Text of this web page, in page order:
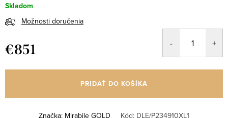
Skladom
Možnosti doručenia
€851
cena:
PRIDAŤ DO KOŠÍKA
Značka: Mirabile GOLD Kód: DLE/P234910XL1